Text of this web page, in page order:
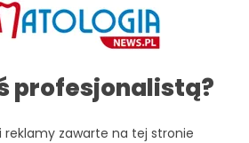
profesjonalistą?
reklamy zawarte na tej stronie
Zdrowia Jamy Ustnej na
okazji Światowego Dnia Zdrowia